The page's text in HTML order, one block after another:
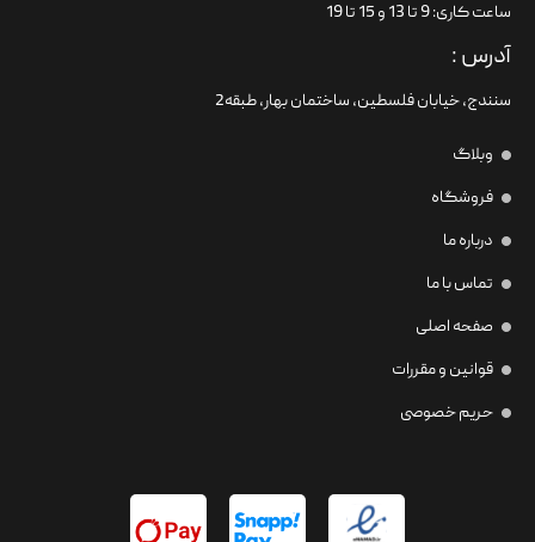
ساعت کاری: 9 تا 13 و 15 تا 19
آدرس :
سنندج، خیابان فلسطین،‌ ساختمان بهار، طبقه2
وبلاگ
فروشگاه
درباره ما
تماس با ما
صفحه اصلی
قوانین و مقررات
حریم خصوصی